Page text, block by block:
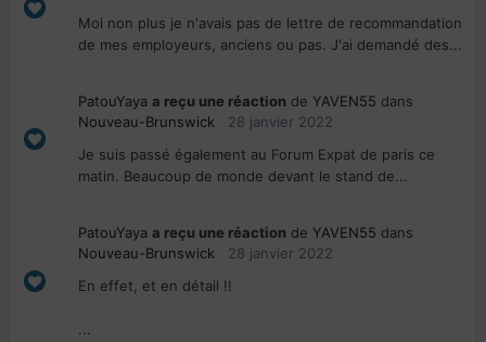
Moi non plus je n'avais pas de lettre de recommandation
de mes employeurs, anciens ou pas. J'ai demandé des...
PatouYaya a reçu une réaction de YAVEN55 dans
Nouveau-Brunswick
28 janvier 2022
Je suis passé également au Forum Expat de paris ce
matin. Beaucoup de monde devant le stand de...
PatouYaya a reçu une réaction de YAVEN55 dans
Nouveau-Brunswick
28 janvier 2022
En effet, et en détail !!
...